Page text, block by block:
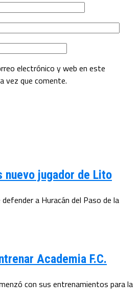
electrónico y web en este
vez que comente.
nuevo jugador de Lito
a Huracán del Paso de la
Academia F.C.
con sus entrenamientos para la